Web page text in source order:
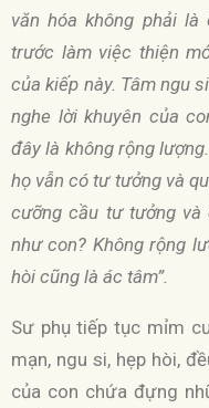
văn hóa không phải
trước làm việc thiện
của kiếp này. Tâm ngu
nghe lời khuyên của
đây là không rộng
họ vẫn có tư tưởng và
cưỡng cầu tư tưởng và
như con? Không rộng
hòi cũng là ác tâm”.
Sư phụ tiếp tục mỉm
mạn, ngu si, hẹp hòi,
của con chứa đựng